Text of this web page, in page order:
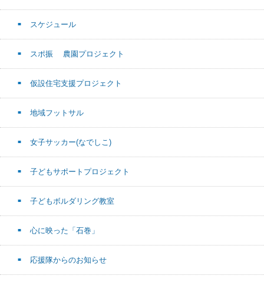
スケジュール
スポ振 農園プロジェクト
仮設住宅支援プロジェクト
地域フットサル
女子サッカー(なでしこ)
子どもサポートプロジェクト
子どもボルダリング教室
心に映った「石巻」
応援隊からのお知らせ